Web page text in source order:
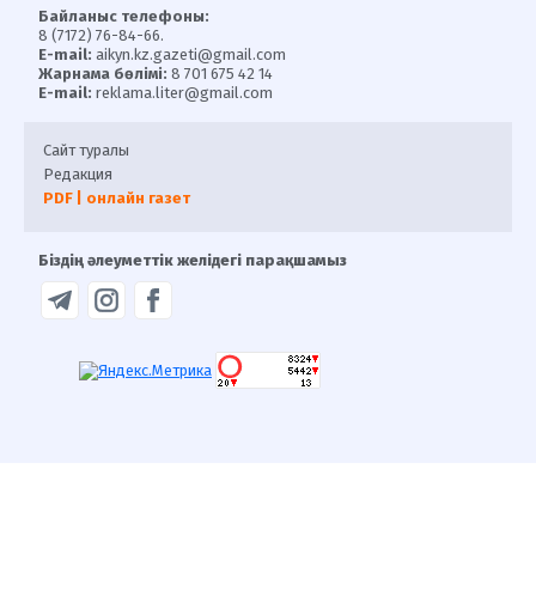
Байланыс телефоны:
8 (7172) 76-84-66.
E-mail: aikyn.kz.gazeti@gmail.com
Жарнама бөлімі: 8 701 675 42 14
E-mail: reklama.liter@gmail.com
Сайт туралы
Редакция
PDF | онлайн газет
Біздің әлеуметтік желідегі парақшамыз